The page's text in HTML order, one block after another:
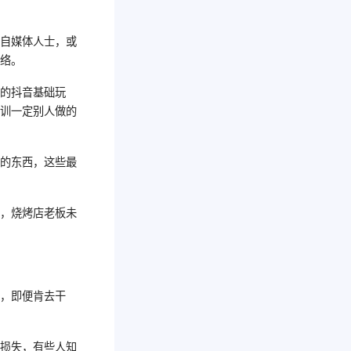
媒体人士，或
。
抖音基础玩
一定别人做的
东西，这些最
烧烤店老板未
即便肯去干
失，有些人知